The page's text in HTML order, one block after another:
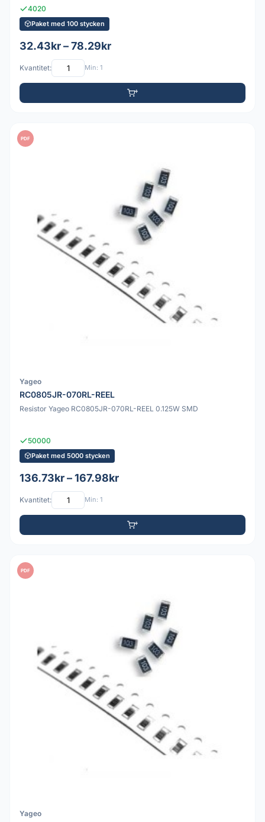
4020
Paket med 100 stycken
32.43kr – 78.29kr
Kvantitet: Min: 1
PDF
Yageo
RC0805JR-070RL-REEL
Resistor Yageo RC0805JR-070RL-REEL 0.125W SMD
50000
Paket med 5000 stycken
136.73kr – 167.98kr
Kvantitet: Min: 1
PDF
Yageo